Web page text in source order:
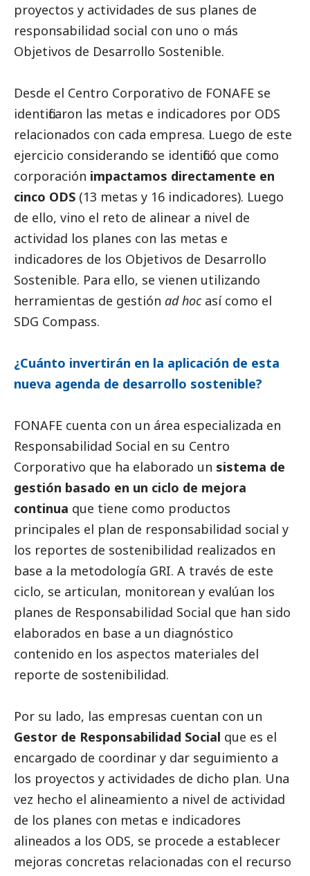
proyectos y actividades de sus planes de
responsabilidad social con uno o más
Objetivos de Desarrollo Sostenible.
Desde el Centro Corporativo de FONAFE se
identificaron las metas e indicadores por ODS
relacionados con cada empresa. Luego de este
ejercicio considerando se identificó que como
corporación impactamos directamente en
cinco ODS (13 metas y 16 indicadores). Luego
de ello, vino el reto de alinear a nivel de
actividad los planes con las metas e
indicadores de los Objetivos de Desarrollo
Sostenible. Para ello, se vienen utilizando
herramientas de gestión ad hocasí como el
SDG Compass.
¿Cuánto invertirán en la aplicación de esta
nueva agenda de desarrollo sostenible?
FONAFE cuenta con un área especializada en
Responsabilidad Social en su Centro
Corporativo que ha elaborado un sistema de
gestión basado en un ciclo de mejora
continua que tiene como productos
principales el plan de responsabilidad social y
los reportes de sostenibilidad realizados en
base a la metodología GRI. A través de este
ciclo, se articulan, monitorean y evalúan los
planes de Responsabilidad Social que han sido
elaborados en base a un diagnóstico
contenido en los aspectos materiales del
reporte de sostenibilidad.
Por su lado, las empresas cuentan con un
Gestor de Responsabilidad Social que es el
encargado de coordinar y dar seguimiento a
los proyectos y actividades de dicho plan. Una
vez hecho el alineamiento a nivel de actividad
de los planes con metas e indicadores
alineados a los ODS, se procede a establecer
mejoras concretas relacionadas con el recurso